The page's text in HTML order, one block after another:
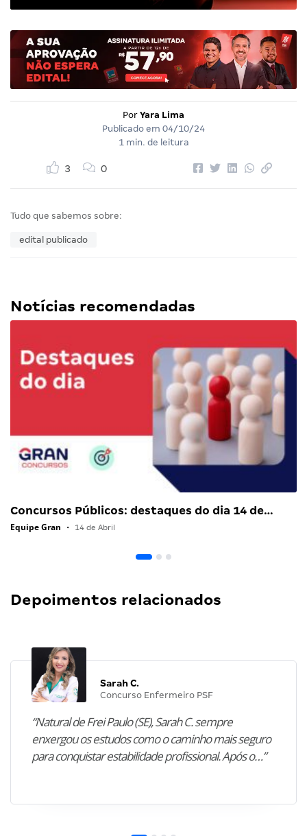
Por Yara Lima
Publicado em 04/10/24
1 min. de leitura
3 0
Tudo que sabemos sobre:
edital publicado
Notícias recomendadas
Concursos Públicos: destaques do dia 14 de…
Equipe Gran • 14 de Abril
Depoimentos relacionados
Sarah C.
Concurso Enfermeiro PSF
“Natural de Frei Paulo (SE), Sarah C. sempre
enxergou os estudos como o caminho mais seguro
para conquistar estabilidade profissional. Após o…”